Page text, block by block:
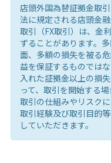
店頭外国為替証拠金取
法に規定される店頭金
取引（FX取引）は、金
ずることがあります。
面、多額の損失を被る
益を保証するものでは
入れた証拠金以上の損
って、取引を開始する
取引の仕組みやリスク
取引経験及び取引目的
していただきます。